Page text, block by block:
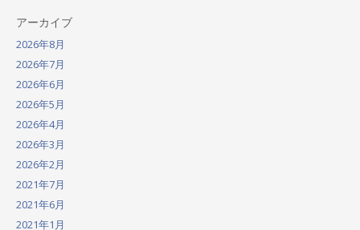
n
アーカイブ
2026年8月
2026年7月
2026年6月
2026年5月
2026年4月
2026年3月
2026年2月
2021年7月
2021年6月
2021年1月